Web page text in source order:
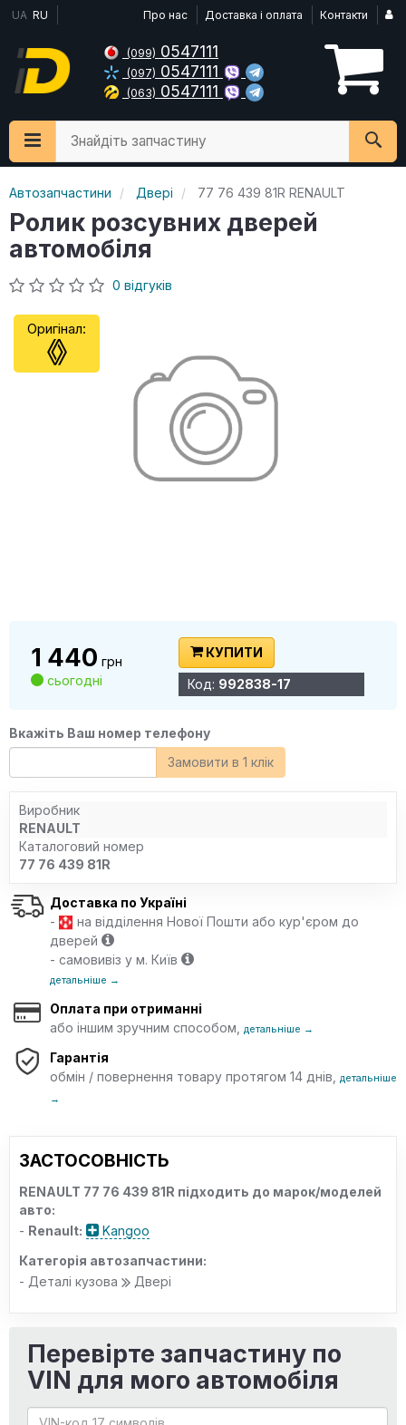
UA RU Про нас Доставка і оплата Контакти
(099) 0547111
(097) 0547111
(063) 0547111
Знайдіть запчастину
Автозапчастини Двері 77 76 439 81R RENAULT
Ролик розсувних дверей
автомобіля
0 відгуків
Оригінал:
1 440 грн
сьогодні
КУПИТИ
Код: 992838-17
Вкажіть Ваш номер телефону
Замовити в 1 клік
Виробник
RENAULT
Каталоговий номер
77 76 439 81R
Доставка по Україні
-
на відділення Нової Пошти або кур'єром до
дверей
- самовивіз у м. Київ
детальніше →
Оплата при отриманні
або іншим зручним способом,
детальніше →
Гарантія
обмін / повернення товару протягом 14 днів,
детальніше
→
ЗАСТОСОВНІСТЬ
RENAULT 77 76 439 81R підходить до марок/моделей
авто:
- Renault:
Kangoo
Категорія автозапчастини:
- Деталі кузова
Двері
Перевірте запчастину по
VIN для мого автомобіля